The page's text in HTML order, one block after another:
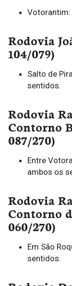
Votorantim:
Rodovia
104/079)
Salto de
sentidos.
Rodovia
Contorno
087/270)
Entre
ambos os
Rodovia
Contorno
060/270)
Em São
sentidos.